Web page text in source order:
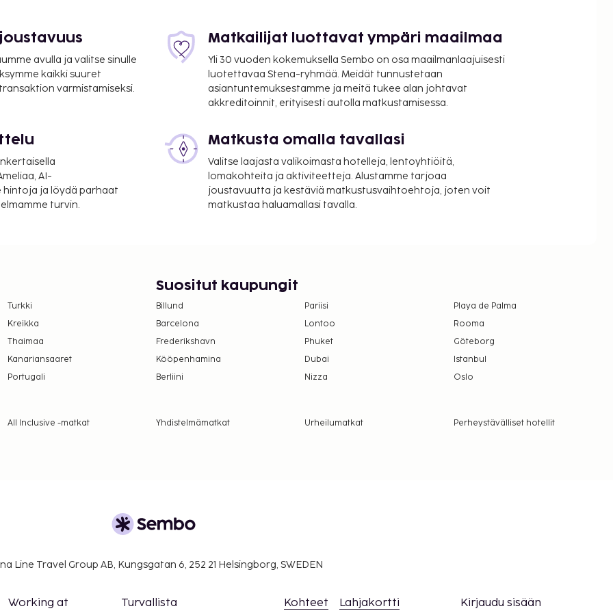
- 8 km / 5 mi
mi
Chopinin
palvelut ovat
palvelut ja televisio
yö
PLN:n suuruinen
uloskirjautuminen ovat
avulla ja valitse sinulle
kaikki suuret
varmistamiseksi.
Matkailijat luottavat ympäri maailmaa
Yli 30 vuoden kokemuksella Sembo on osa maailmanlaajuisesti
luotettavaa Stena-ryhmää. Meidät tunnustetaan
asiantuntemuksestamme ja meitä tukee alan johtavat
akkreditoinnit, erityisesti autolla matkustamisessa.
AI-
ja löydä parhaat
turvin.
Matkusta omalla tavallasi
Valitse laajasta valikoimasta hotelleja, lentoyhtiöitä,
lomakohteita ja aktiviteetteja. Alustamme tarjoaa
joustavuutta ja kestäviä matkustusvaihtoehtoja, joten voit
matkustaa haluamallasi tavalla.
Turkki
Kreikka
Thaimaa
Kanariansaaret
Portugali
Suositut kaupungit
Billund Pariisi
Playa de Palma
Barcelona
Lontoo
Rooma
Frederikshavn
Phuket
Göteborg
Kööpenhamina
Dubai
Istanbul
Berliini
Nizza Oslo
All Inclusive -matkat Yhdistelmämatkat Urheilumatkat
Perheystävälliset hotellit
Line Travel Group AB, Kungsgatan 6, 252 21 Helsingborg, SWEDEN
Working at
Turvallista
Kohteet Lahjakortti
Kirjaudu sisään